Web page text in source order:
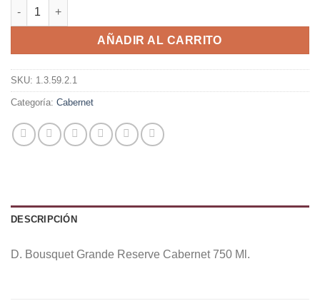
D. Bousquet Grande Reserve Cabernet 750 Ml. cantidad
AÑADIR AL CARRITO
SKU: 1.3.59.2.1
Categoría: Cabernet
DESCRIPCIÓN
D. Bousquet Grande Reserve Cabernet 750 Ml.